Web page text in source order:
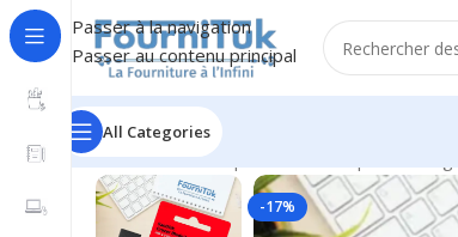
Passer à la navigation
Passer au contenu principal
All Categories
Accueil/Informatique & Bureautique
-17%